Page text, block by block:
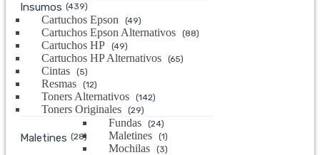
Insumos (439)
Cartuchos Epson (49)
Cartuchos Epson Alternativos (88)
Cartuchos HP (49)
Cartuchos HP Alternativos (65)
Cintas (5)
Resmas (12)
Toners Alternativos (142)
Toners Originales (29)
Maletines (28)
Fundas (24)
Maletines (1)
Mochilas (3)